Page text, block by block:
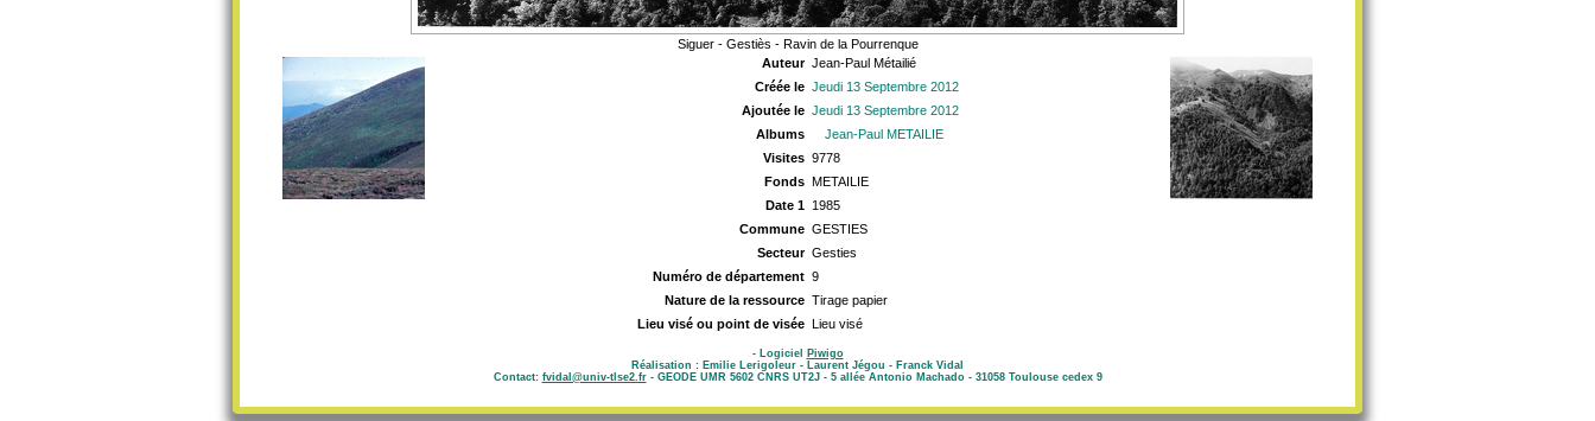
Siguer - Gestiès - Ravin de la Pourrenque
Auteur Jean-Paul Métailié
Créée le Jeudi 13 Septembre 2012
Ajoutée le Jeudi 13 Septembre 2012
Albums
Jean-Paul METAILIE
Visites 9778
Fonds METAILIE
Date 1 1985
Commune GESTIES
Secteur Gesties
Numéro de département 9
Nature de la ressource Tirage papier
Lieu visé ou point de visée Lieu visé
- Logiciel
Piwigo
Réalisation : Emilie Lerigoleur - Laurent Jégou - Franck Vidal
Contact: fvidal@univ-tlse2.fr- GEODE UMR 5602 CNRS UT2J - 5 allée Antonio Machado - 31058 Toulouse cedex 9